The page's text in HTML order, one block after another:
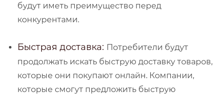
будут иметь преимущество перед
конкурентами.
Быстрая доставка: Потребители будут
продолжать искать быструю доставку товаров,
которые они покупают онлайн. Компании,
которые смогут предложить быструю